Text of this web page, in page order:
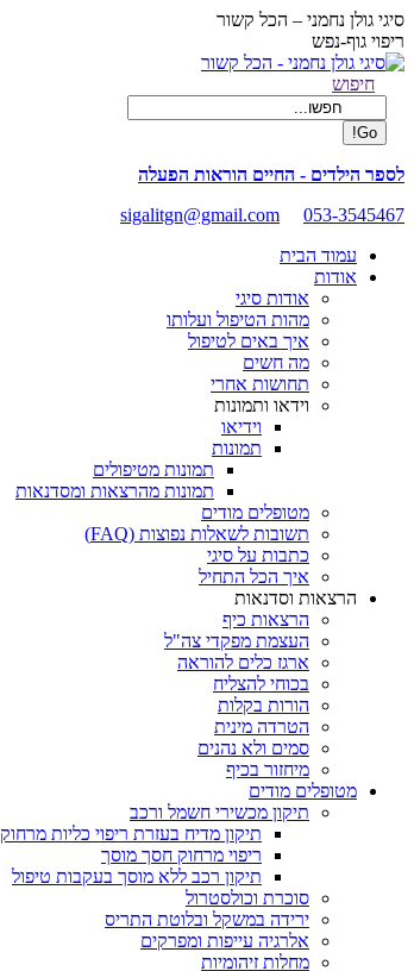
Skip
to
content
סיגי גולן נחמני – הכל קשור
ריפוי גוף-נפש
Facebook
opens
new
window
Search:
חיפוש
לספר הילדים - החיים הוראות הפעלה
sigalitgn@gmail.com
053-3545467
עמוד הבית
אודות
אודות סיגי
מהות הטיפול ועלותו
איך באים לטיפול
מה חשים
תחושות אחרי
וידאו ותמונות
וידיאו
תמונות
תמונות מטיפולים
תמונות מהרצאות ומסדנאות
מטופלים מודים
תשובות לשאלות נפוצות (FAQ)
כתבות על סיגי
איך הכל התחיל
הרצאות וסדנאות
הרצאות כיף
העצמת מפקדי צה"ל
ארגז כלים להוראה
בכוחי להצליח
הורות בקלות
הטרדה מינית
סמים ולא נהנים
מיחזור בכיף
מטופלים מודים
תיקון מכשירי חשמל ורכב
תיקון מדיח בעזרת ריפוי כליות מרחוק
ריפוי מרחוק חסך מוסך
תיקון רכב ללא מוסך בעקבות טיפול
סוכרת וכולסטרול
ירידה במשקל ובלוטת התריס
אלרגיה עייפות ומפרקים
מחלות זיהומיות